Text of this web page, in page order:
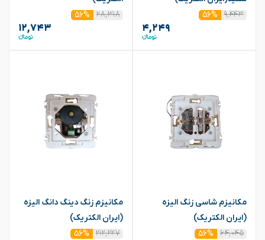
۹,۴۴۳
۵۶%
۴,۲۴۹
۲۸,۳۱۸
۵۶%
۱۲,۷۴۳
مکانیزم شاسی زنگ الیزه
(ایران الکتریک)
۶۴,۰۴۵
۵۶%
مکانیزم زنگ دینگ دانگ الیزه
(ایران الکتریک)
۲۱۲,۲۲۷
۵۶%